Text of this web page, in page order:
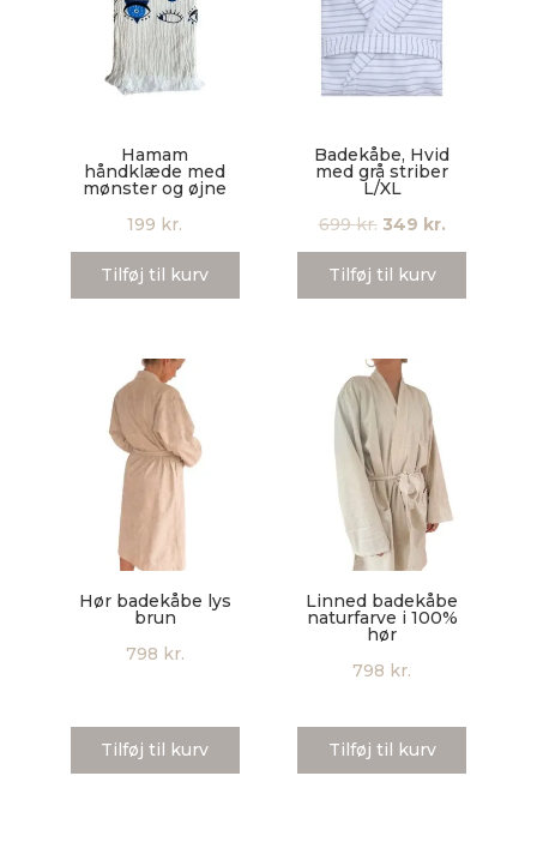
Hamam
håndklæde med
mønster og øjne
199 kr.
Tilføj til kurv
Badekåbe, Hvid
med grå striber
L/XL
699kr. Den
oprindelige
pris
349 kr.Den
aktuelle
Tilføj til kurv
Hør badekåbe lys
brun
798 kr.
Tilføj til kurv
Linned badekåbe
naturfarve i 100%
hør
798 kr.
Tilføj til kurv